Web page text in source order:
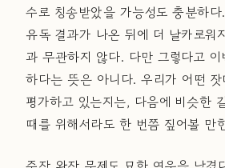
수로 칭송받았을 가능성도 충분하
유독 결과가 나온 뒤에 더 날카로워
과 무관하지 않다. 다만 그렇다고
하다는 뜻은 아니다. 우리가 어떤
평가하고 있는지는, 다음에 비슷한
때를 위해서라도 한 번쯤 짚어볼 만